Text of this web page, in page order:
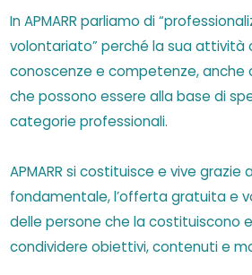
In APMARR parliamo di
volontariato” perché la sua attività
conoscenze e competenze, anche
che possono essere alla base di
categorie professionali.
APMARR si costituisce e vive
fondamentale, l’offerta gratuita e
delle persone che la costituiscono
condividere obiettivi, contenuti e